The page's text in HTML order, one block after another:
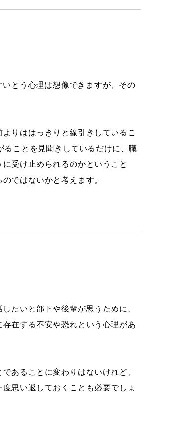
とう心理は想像できますが、その
りははっきりと線引きしているこ
ことを見聞きしているだけに、職
受け止められるのかということ
ではないかと考えます。
たいと部下や後輩が思うために、
在する不安や恐れという心理があ
あることに変わりはないけれど、
思い返しておくことも必要でしょ